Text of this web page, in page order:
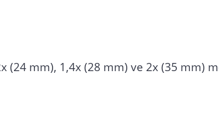
(24 mm), 1,4x (28 mm) ve 2x (35 mm)